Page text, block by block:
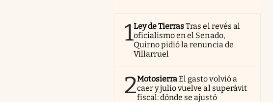
1Ley de TierrasTras el revés al
oficialismo en el Senado,
Quirno pidió la renuncia de
Villarruel
2MotosierraEl gasto volvió a
caer y julio vuelve al superávit
fiscal: dónde se ajustó